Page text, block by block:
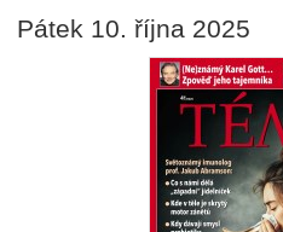
Pátek 10. října 2025